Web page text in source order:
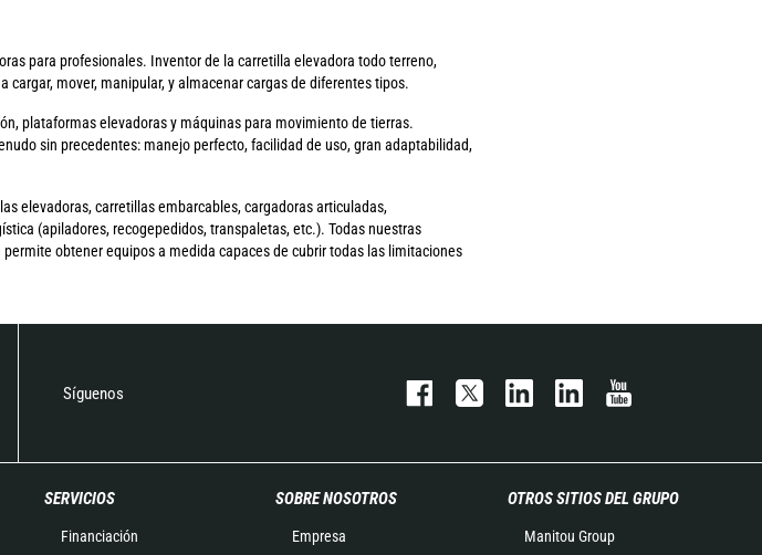
para profesionales. Inventor de la carretilla elevadora todo terreno,
mover, manipular, y almacenar cargas de diferentes tipos.
plataformas elevadoras y máquinas para movimiento de tierras.
sin precedentes: manejo perfecto, facilidad de uso, gran adaptabilidad,
elevadoras, carretillas embarcables, cargadoras articuladas,
(apiladores, recogepedidos, transpaletas, etc.). Todas nuestras
obtener equipos a medida capaces de cubrir todas las limitaciones
Síguenos
SERVICIOS
Financiación
SOBRE NOSOTROS
Empresa
OTROS SITIOS DEL GRUPO
Manitou Group